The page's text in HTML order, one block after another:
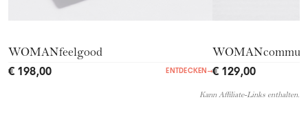
WOMANfeelgood
€ 198,00 ENTDECKEN →€ 129,00
Kann Affiliate-Links enthalten.